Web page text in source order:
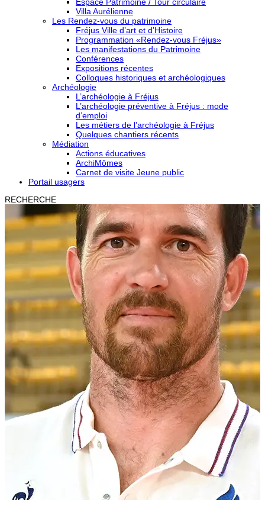
Villa Aurélienne
Les Rendez-vous du patrimoine
Fréjus Ville d’art et d’Histoire
Programmation «Rendez-vous Fréjus»
Les manifestations du Patrimoine
Conférences
Expositions récentes
Colloques historiques et archéologiques
Archéologie
L’archéologie à Fréjus
L’archéologie préventive à Fréjus : mode
d’emploi
Les métiers de l’archéologie à Fréjus
Quelques chantiers récents
Médiation
Actions éducatives
ArchiMômes
Carnet de visite Jeune public
Portail usagers
RECHERCHE